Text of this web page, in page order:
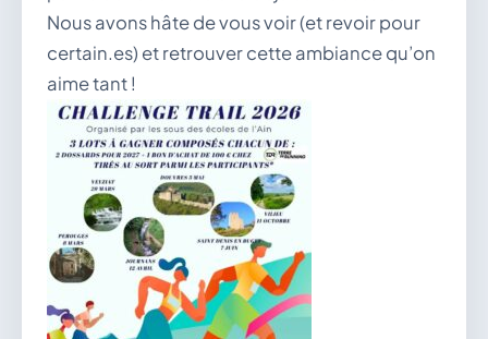
Nous avons hâte de vous voir (et revoir pour
certain.es) et retrouver cette ambiance qu’on
aime tant !